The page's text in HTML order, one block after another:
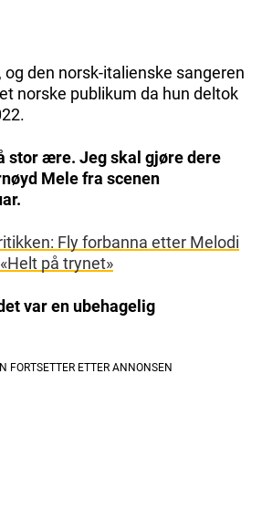
den norsk-italienske sangeren
norske publikum da hun deltok
stor ære. Jeg skal gjøre dere
Mele fra scenen
Fly forbanna etter Melodi
på trynet»
var en ubehagelig